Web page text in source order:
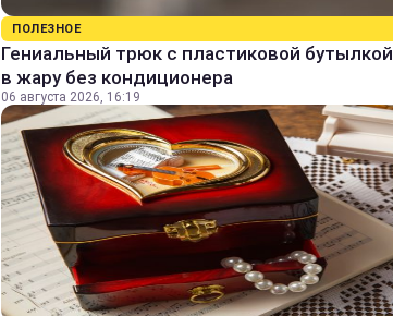
ПОЛЕЗНОЕ
Гениальный трюк с пластиковой
в жару без кондиционера
06 августа 2026, 16:19